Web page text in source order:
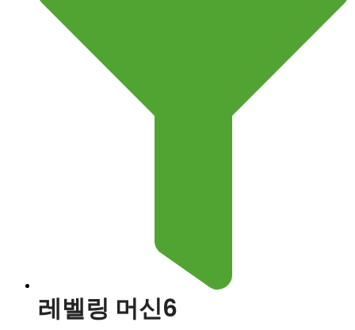
레벨링 머신6